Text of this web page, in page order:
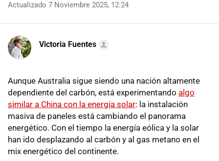
Actualizado 7 Noviembre 2025, 12:24
Victoria Fuentes
Aunque Australia sigue siendo una nación altamente
dependiente del carbón, está experimentando algo
similar a China con la energía solar: la instalación
masiva de paneles está cambiando el panorama
energético. Con el tiempo la energía eólica y la solar
han ido desplazando al carbón y al gas metano en el
mix energético del continente.